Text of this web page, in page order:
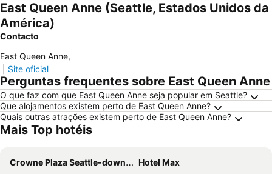
East Queen Anne (Seattle, Estados Unidos da
América)
Contacto
East Queen Anne,
Site oficial
Perguntas frequentes sobre East Queen Anne
O que faz com que East Queen Anne seja popular em Seattle?
Que alojamentos existem perto de East Queen Anne?
Quais outras atrações existem perto de East Queen Anne?
Mais Top hotéis
Crowne Plaza Seattle-downtown By Ihg
Hotel Max